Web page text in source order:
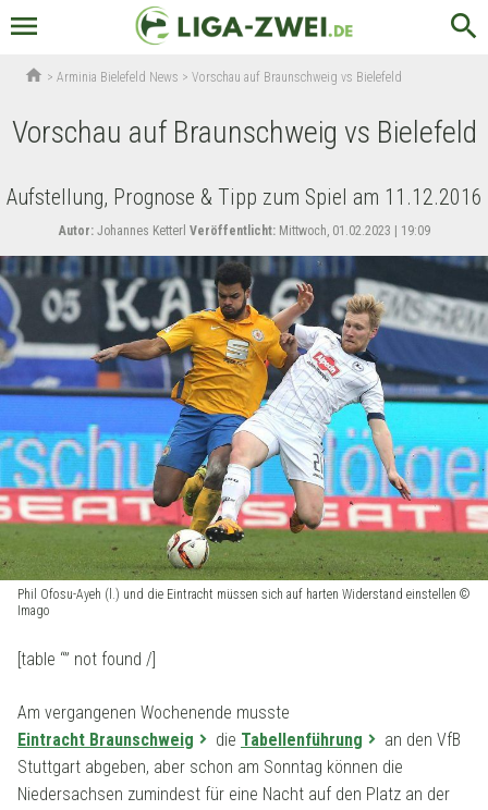
menu search
home >Arminia Bielefeld News >Vorschau auf Braunschweig vs Bielefeld
Vorschau auf Braunschweig vs Bielefeld
Aufstellung, Prognose & Tipp zum Spiel am 11.12.2016
Autor:Johannes Ketterl Veröffentlicht:Mittwoch, 01.02.2023 | 19:09
Phil Ofosu-Ayeh (l.) und die Eintracht müssen sich auf harten Widerstand einstellen ©
Imago
[table “” not found /]
Am vergangenen Wochenende musste
Eintracht Braunschweig
die Tabellenführung
an den VfB
Stuttgart abgeben, aber schon am Sonntag können die
Niedersachsen zumindest für eine Nacht auf den Platz an der